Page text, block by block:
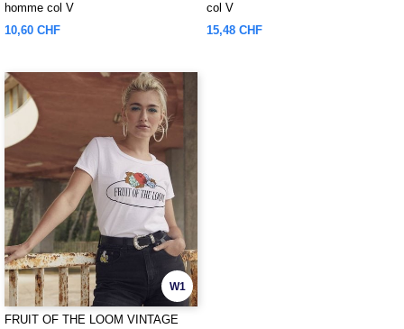
homme col V
10,60 CHF
col V
15,48 CHF
W1
FRUIT OF THE LOOM VINTAGE